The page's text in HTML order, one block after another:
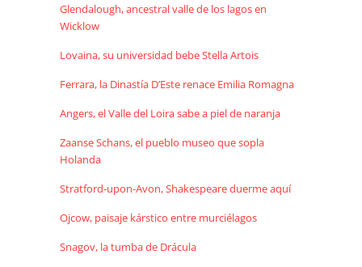
Glendalough, ancestral valle de los lagos en
Wicklow
Lovaina, su universidad bebe Stella Artois
Ferrara, la Dinastía D’Este renace Emilia Romagna
Angers, el Valle del Loira sabe a piel de naranja
Zaanse Schans, el pueblo museo que sopla
Holanda
Stratford-upon-Avon, Shakespeare duerme aquí
Ojcow, paisaje kárstico entre murciélagos
Snagov, la tumba de Drácula